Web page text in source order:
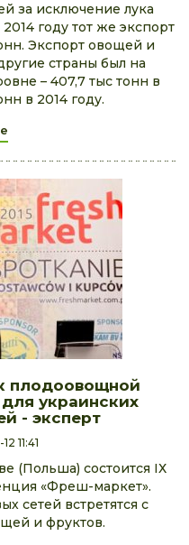
за исключение лука
году тот же экспорт
Экспорт овощей и
страны был на
– 407,7 тыс тонн в
в 2014 году.
плодоовощной
украинских
- эксперт
11:41
(Польша) состоится ІХ
«Фреш-маркет».
сетей встретятся с
и фруктов.